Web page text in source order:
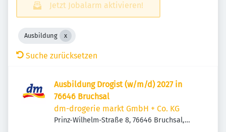
Jetzt Jobalarm aktivieren!
Ausbildung
Suche zurücksetzen
Ausbildung Drogist (w/m/d) 2027 in
76646 Bruchsal
dm-drogerie markt GmbH + Co. KG
Prinz-Wilhelm-Straße 8, 76646 Bruchsal,